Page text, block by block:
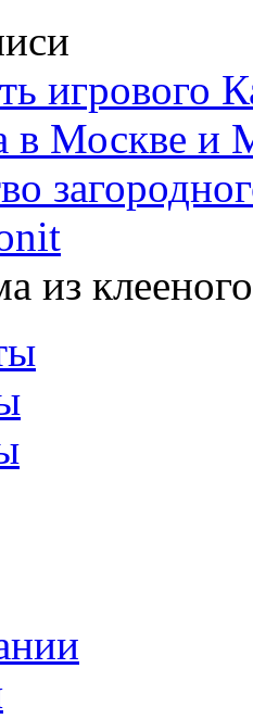
игрового
в Москве и
из